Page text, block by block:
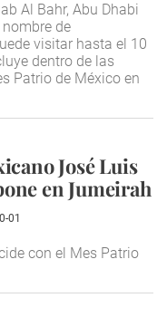
Al Bahr, Abu Dhabi
de
visitar hasta el 10
dentro de las
Patrio de México en
José Luis
en Jumeirah
01
con el Mes Patrio